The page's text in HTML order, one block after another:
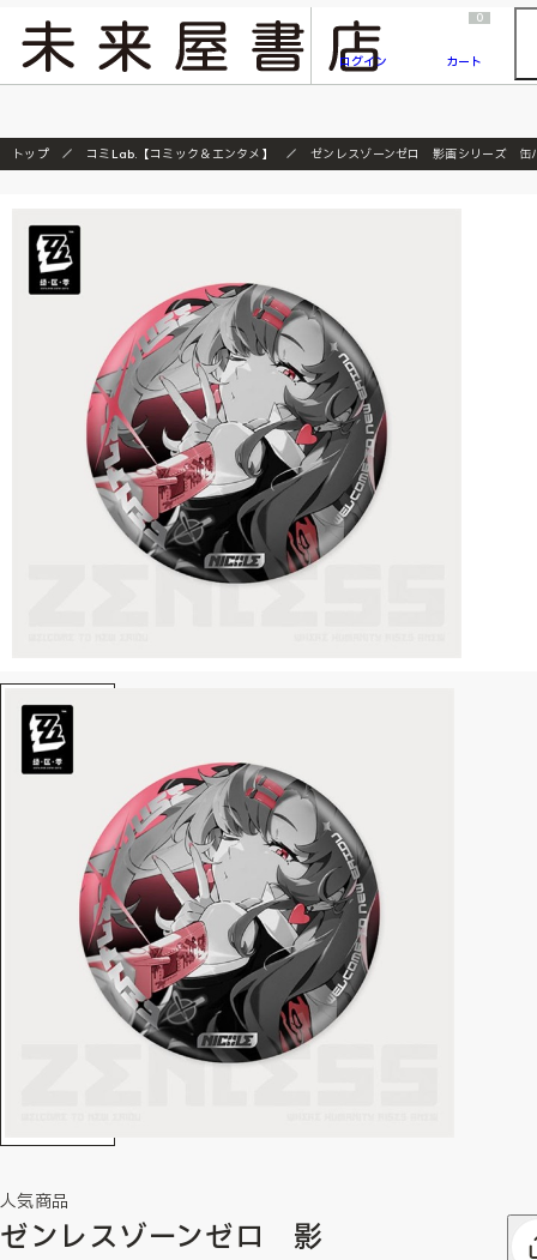
『ONE PIECE magazine 021 ONE PIECEカード付き同梱版』発売延期のご案内
ログイン
0
カート
トップ コミLab.【コミック＆エンタメ】 ゼンレスゾーンゼロ 影画シリーズ
人気商品
ゼンレスゾーンゼロ 影